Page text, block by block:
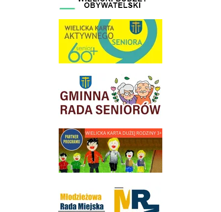
link do strony Wielicka Karta Aktywnego Seniora
link do strony Gminnej Rady Seniorow - Wieliczka
link do strony - Wielicka Karta Dużej Rodziny